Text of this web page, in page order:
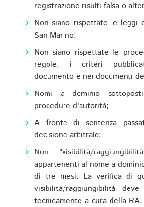
registrazione risulti falsa o
Non siano rispettate le leggi
San Marino;
Non siano rispettate le
regole, i criteri
documento e nei documenti
Nomi a dominio
procedure d'autorità;
A fronte di sentenza
decisione arbitrale;
Non "visibilità/
appartenenti al nome a
di tre mesi. La verifica di
visibilità/raggiungibilità
tecnicamente a cura della